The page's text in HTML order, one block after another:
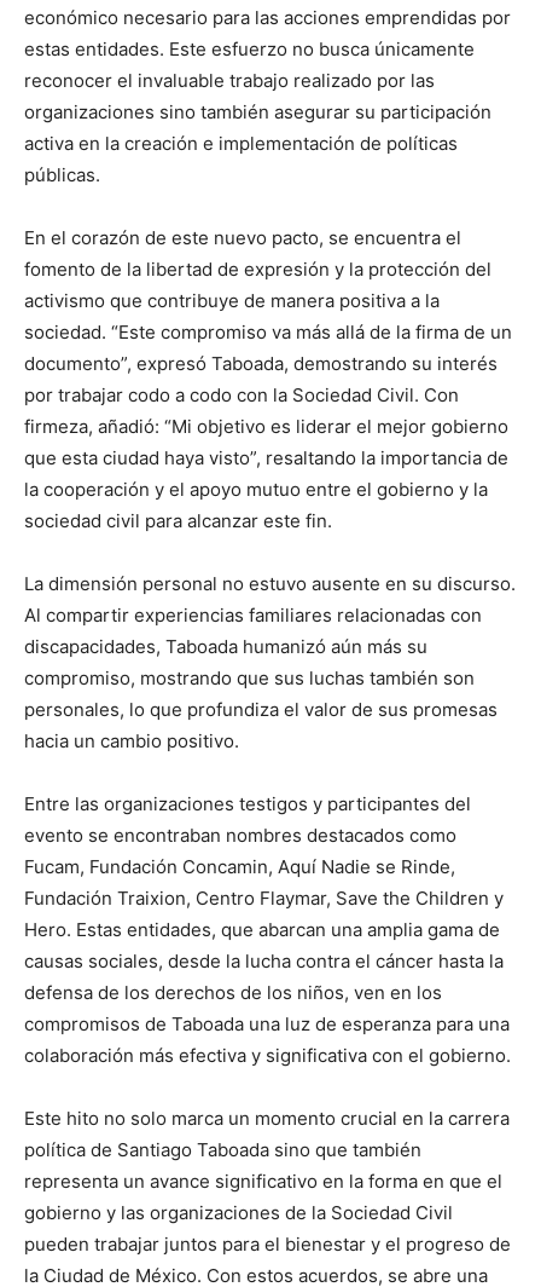
económico necesario para las acciones emprendidas por
estas entidades. Este esfuerzo no busca únicamente
reconocer el invaluable trabajo realizado por las
organizaciones sino también asegurar su participación
activa en la creación e implementación de políticas
públicas.
En el corazón de este nuevo pacto, se encuentra el
fomento de la libertad de expresión y la protección del
activismo que contribuye de manera positiva a la
sociedad. “Este compromiso va más allá de la firma de un
documento”, expresó Taboada, demostrando su interés
por trabajar codo a codo con la Sociedad Civil. Con
firmeza, añadió: “Mi objetivo es liderar el mejor gobierno
que esta ciudad haya visto”, resaltando la importancia de
la cooperación y el apoyo mutuo entre el gobierno y la
sociedad civil para alcanzar este fin.
La dimensión personal no estuvo ausente en su discurso.
Al compartir experiencias familiares relacionadas con
discapacidades, Taboada humanizó aún más su
compromiso, mostrando que sus luchas también son
personales, lo que profundiza el valor de sus promesas
hacia un cambio positivo.
Entre las organizaciones testigos y participantes del
evento se encontraban nombres destacados como
Fucam, Fundación Concamin, Aquí Nadie se Rinde,
Fundación Traixion, Centro Flaymar, Save the Children y
Hero. Estas entidades, que abarcan una amplia gama de
causas sociales, desde la lucha contra el cáncer hasta la
defensa de los derechos de los niños, ven en los
compromisos de Taboada una luz de esperanza para una
colaboración más efectiva y significativa con el gobierno.
Este hito no solo marca un momento crucial en la carrera
política de Santiago Taboada sino que también
representa un avance significativo en la forma en que el
gobierno y las organizaciones de la Sociedad Civil
pueden trabajar juntos para el bienestar y el progreso de
la Ciudad de México. Con estos acuerdos, se abre una